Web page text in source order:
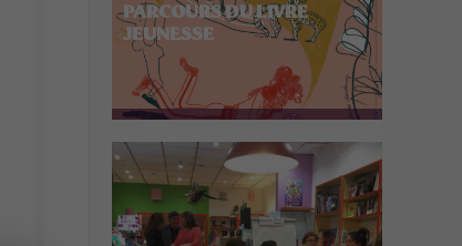
PARCOURS DU LIVRE
JEUNESSE